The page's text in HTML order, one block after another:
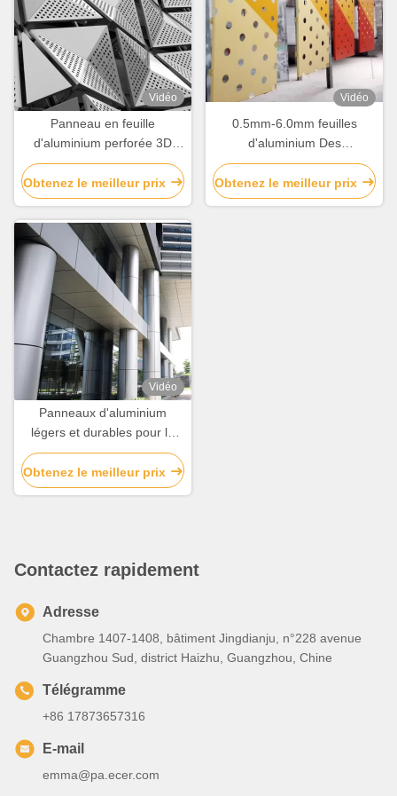
Vidéo
Panneau en feuille
d'aluminium perforée 3D
Fabriqué et personnalisé
pour la décoration murale
Obtenez le meilleur prix
Vidéo
0.5mm-6.0mm feuilles
d'aluminium Des
conceptions personnalisées
pour la décoration de
bâtiments
Obtenez le meilleur prix
Vidéo
Panneaux d'aluminium
légers et durables pour la
décoration de façades et de
couvertures de bâtiments
Obtenez le meilleur prix
Contactez rapidement
Adresse
Chambre 1407-1408, bâtiment Jingdianju, n°228 avenue
Guangzhou Sud, district Haizhu, Guangzhou, Chine
Télégramme
+86 17873657316
E-mail
emma@pa.ecer.com